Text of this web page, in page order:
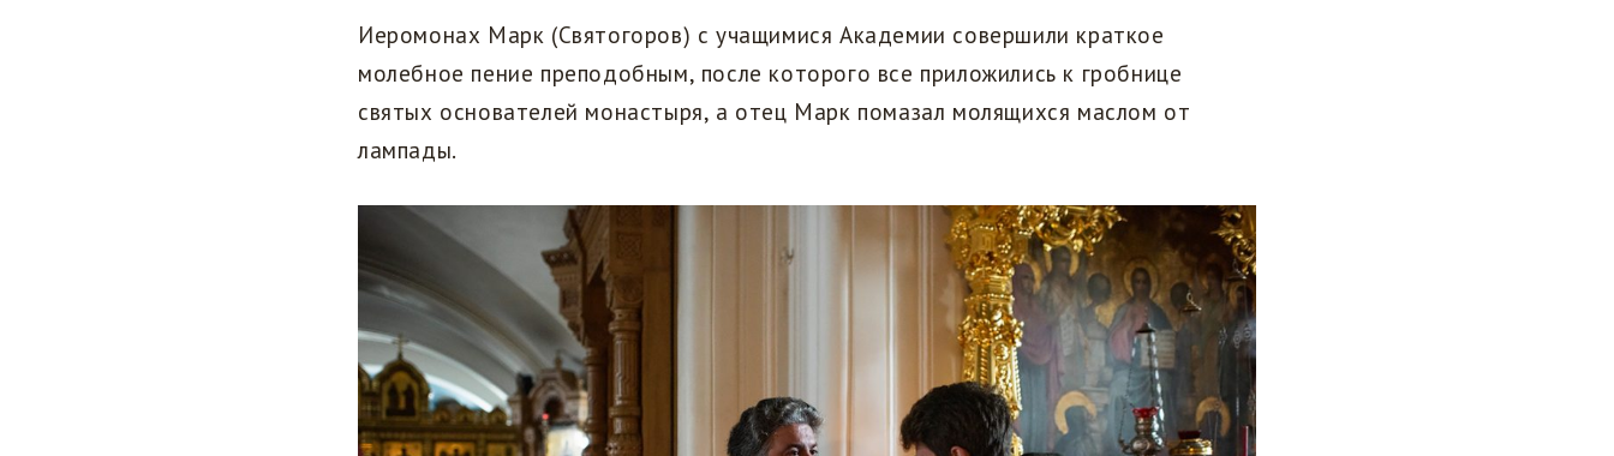
Иеромонах Марк (Святогоров) с учащимися Академии совершили краткое
молебное пение преподобным, после которого все приложились к гробнице
святых основателей монастыря, а отец Марк помазал молящихся маслом от
лампады.